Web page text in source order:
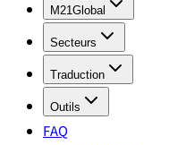
M21Global
Secteurs
Traduction
Outils
FAQ